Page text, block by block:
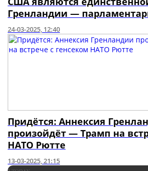
Гренландии —
24-03-2025, 12:40
Придётся: Аннексия
произойдёт — Трамп на
НАТО Рютте
13-03-2025, 21:15